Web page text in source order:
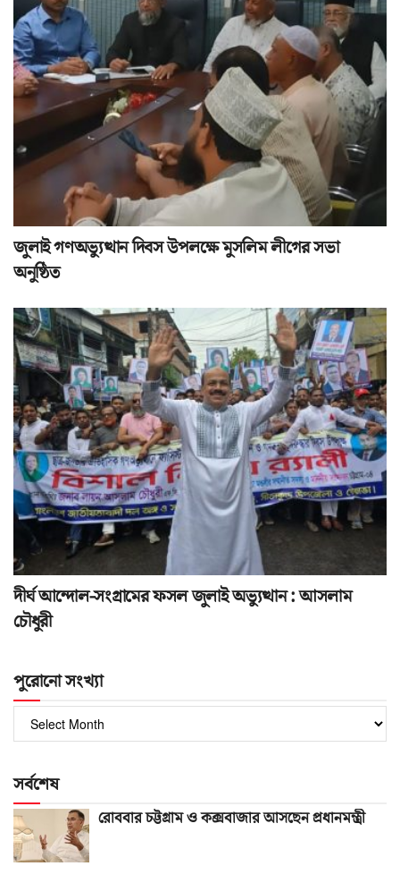
জুলাই গণঅভ্যুত্থান দিবস উপলক্ষে মুসলিম লীগের সভা
অনুষ্ঠিত
দীর্ঘ আন্দোল-সংগ্রামের ফসল জুলাই অভ্যুত্থান : আসলাম
চৌধুরী
পুরোনো সংখ্যা
সংখ্যা
সর্বশেষ
রোববার চট্টগ্রাম ও কক্সবাজার আসছেন প্রধানমন্ত্রী